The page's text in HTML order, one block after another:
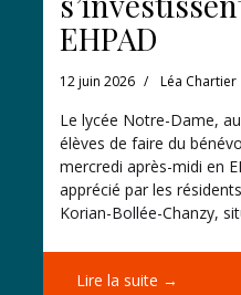
EHPAD
12 juin 2026 Léa Chartier
Le lycée Notre-Dame,
élèves de faire du
mercredi après-midi en
apprécié par les
Korian-Bollée-Chanzy,
Lire la suite →